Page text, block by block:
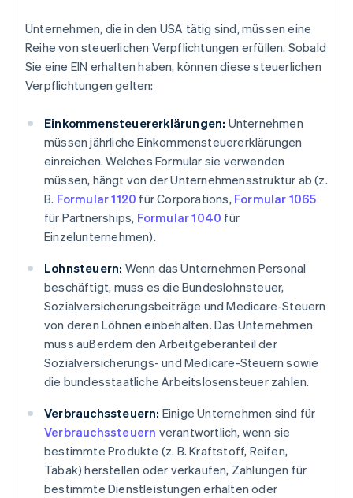
Unternehmen, die in den USA tätig sind, müssen eine
Reihe von steuerlichen Verpflichtungen erfüllen. Sobald
Sie eine EIN erhalten haben, können diese steuerlichen
Verpflichtungen gelten:
Einkommensteuererklärungen: Unternehmen
müssen jährliche Einkommensteuererklärungen
einreichen. Welches Formular sie verwenden
müssen, hängt von der Unternehmensstruktur ab (z.
B. Formular 1120 für Corporations, Formular 1065
für Partnerships, Formular 1040 für
Einzelunternehmen).
Lohnsteuern: Wenn das Unternehmen Personal
beschäftigt, muss es die Bundeslohnsteuer,
Sozialversicherungsbeiträge und Medicare-Steuern
von deren Löhnen einbehalten. Das Unternehmen
muss außerdem den Arbeitgeberanteil der
Sozialversicherungs- und Medicare-Steuern sowie
die bundesstaatliche Arbeitslosensteuer zahlen.
Verbrauchssteuern: Einige Unternehmen sind für
Verbrauchssteuern verantwortlich, wenn sie
bestimmte Produkte (z. B. Kraftstoff, Reifen,
Tabak) herstellen oder verkaufen, Zahlungen für
bestimmte Dienstleistungen erhalten oder